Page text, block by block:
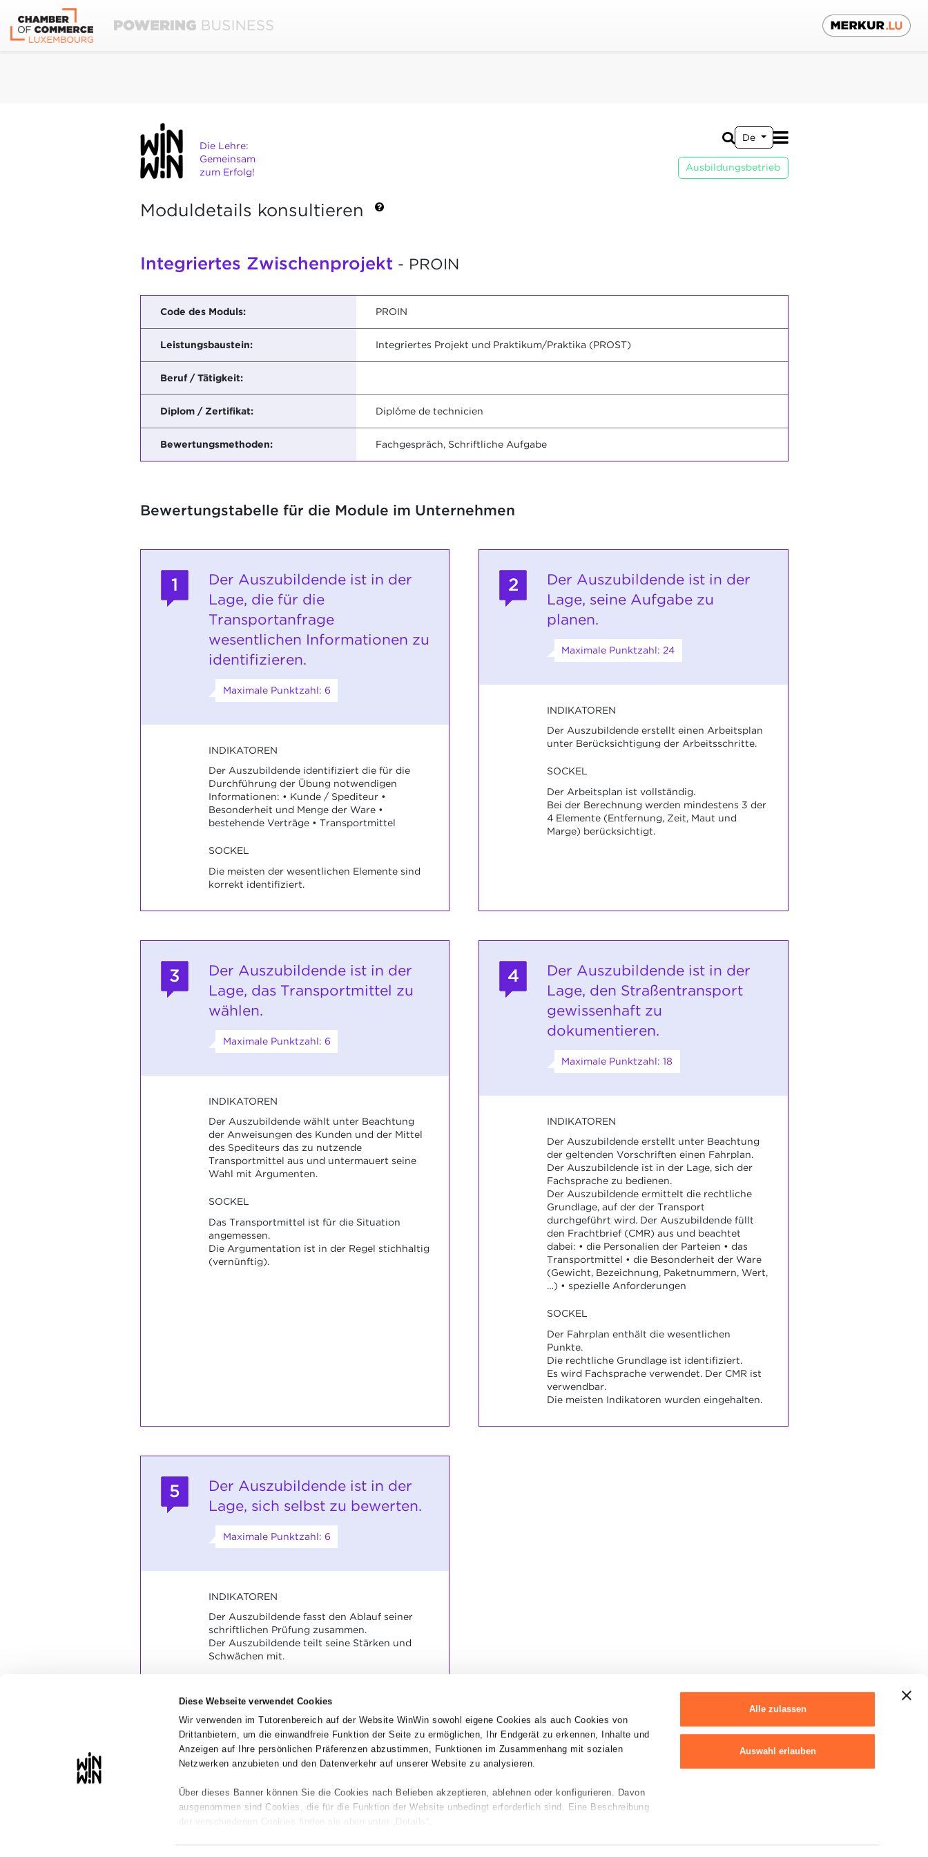
Diese Webseite verwendet Cookies
Wir verwenden im Tutorenbereich auf der Website WinWin sowohl eigene Cookies als auch Cookies von
Drittanbietern, um die einwandfreie Funktion der Seite zu ermöglichen, Ihr Endgerät zu erkennen, Inhalte und
Anzeigen auf Ihre persönlichen Präferenzen abzustimmen, Funktionen im Zusammenhang mit sozialen
Netzwerken anzubieten und den Datenverkehr auf unserer Website zu analysieren.
Über dieses Banner können Sie die Cookies nach Belieben akzeptieren, ablehnen oder konfigurieren. Davon
ausgenommen sind Cookies, die für die Funktion der Website unbedingt erforderlich sind. Eine Beschreibung
Alle zulassen
Auswahl erlauben
Die Lehre:
Gemeinsam
zum Erfolg!
De
Ausbildungsbetrieb
Moduldetails konsultieren
Integriertes Zwischenprojekt- PROIN
Code des Moduls: PROIN
Leistungsbaustein: Integriertes Projekt und Praktikum/Praktika (PROST)
Beruf / Tätigkeit:
Diplom / Zertifikat: Diplôme de technicien
Bewertungsmethoden: Fachgespräch, Schriftliche Aufgabe
Bewertungstabelle für die Module im Unternehmen
1
Der Auszubildende ist in der
Lage, die für die
Transportanfrage
wesentlichen Informationen zu
identifizieren.
Maximale Punktzahl: 6
INDIKATOREN
Der Auszubildende identifiziert die für die
Durchführung der Übung notwendigen
Informationen: • Kunde / Spediteur •
Besonderheit und Menge der Ware •
bestehende Verträge • Transportmittel
SOCKEL
Die meisten der wesentlichen Elemente sind
korrekt identifiziert.
2
Der Auszubildende ist in der
Lage, seine Aufgabe zu
planen.
Maximale Punktzahl: 24
INDIKATOREN
Der Auszubildende erstellt einen Arbeitsplan
unter Berücksichtigung der Arbeitsschritte.
SOCKEL
Der Arbeitsplan ist vollständig.
Bei der Berechnung werden mindestens 3 der
4 Elemente (Entfernung, Zeit, Maut und
Marge) berücksichtigt.
3
Der Auszubildende ist in der
Lage, das Transportmittel zu
wählen.
Maximale Punktzahl: 6
INDIKATOREN
Der Auszubildende wählt unter Beachtung
der Anweisungen des Kunden und der Mittel
des Spediteurs das zu nutzende
Transportmittel aus und untermauert seine
Wahl mit Argumenten.
SOCKEL
Das Transportmittel ist für die Situation
angemessen.
Die Argumentation ist in der Regel stichhaltig
(vernünftig).
4
Der Auszubildende ist in der
Lage, den Straßentransport
gewissenhaft zu
dokumentieren.
Maximale Punktzahl: 18
INDIKATOREN
Der Auszubildende erstellt unter Beachtung
der geltenden Vorschriften einen Fahrplan.
Der Auszubildende ist in der Lage, sich der
Fachsprache zu bedienen.
Der Auszubildende ermittelt die rechtliche
Grundlage, auf der der Transport
durchgeführt wird. Der Auszubildende füllt
den Frachtbrief (CMR) aus und beachtet
dabei: • die Personalien der Parteien • das
Transportmittel • die Besonderheit der Ware
(Gewicht, Bezeichnung, Paketnummern, Wert,
…) • spezielle Anforderungen
SOCKEL
Der Fahrplan enthält die wesentlichen
Punkte.
Die rechtliche Grundlage ist identifiziert.
Es wird Fachsprache verwendet. Der CMR ist
verwendbar.
Die meisten Indikatoren wurden eingehalten.
5
Der Auszubildende ist in der
Lage, sich selbst zu bewerten.
Maximale Punktzahl: 6
INDIKATOREN
Der Auszubildende fasst den Ablauf seiner
schriftlichen Prüfung zusammen.
Der Auszubildende teilt seine Stärken und
Schwächen mit.
Der Ablauf der Prüfung wird
zusammengefasst.
Die Stärken und Schwächen werden
mitgeteilt.